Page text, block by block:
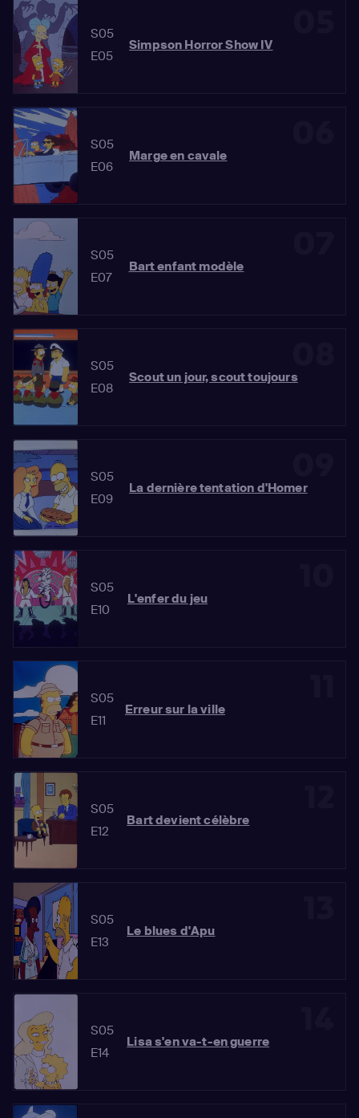
S05
E05
Simpson Horror Show IV
S05
E06
Marge en cavale
S05
E07
Bart enfant modèle
S05
E08
Scout un jour, scout toujours
S05
E09
La dernière tentation d'Homer
S05
E10
L'enfer du jeu
S05
E11
Erreur sur la ville
S05
E12
Bart devient célèbre
S05
E13
Le blues d'Apu
S05
E14
Lisa s'en va-t-en guerre